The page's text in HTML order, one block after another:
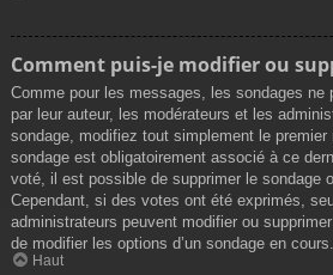
Comment puis-je modifier ou
Comme pour les messages, les sondages ne
par leur auteur, les modérateurs et les
sondage, modifiez tout simplement le
sondage est obligatoirement associé à ce
voté, il est possible de supprimer le sondage
Cependant, si des votes ont été exprimés,
administrateurs peuvent modifier ou
de modifier les options d’un sondage en cours.
Haut